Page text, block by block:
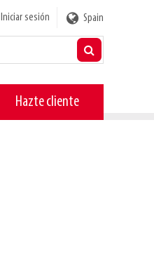
User
account
Iniciar sesión Spain
Hazte cliente